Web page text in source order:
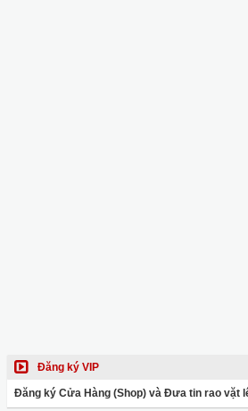
Đăng ký VIP
Đăng ký Cửa Hàng (Shop) và Đưa tin rao vặt